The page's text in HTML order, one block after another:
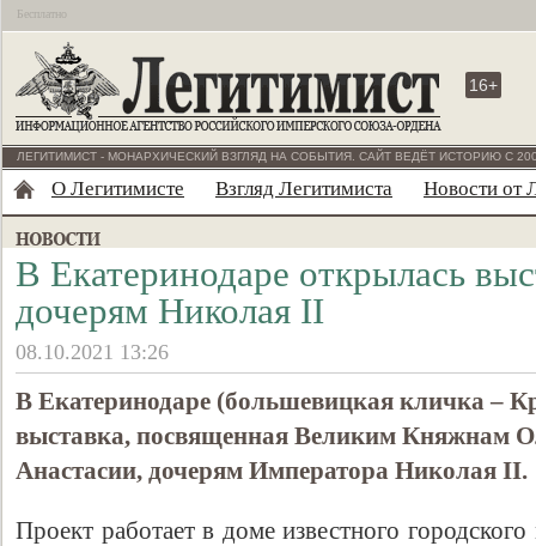
Бесплатно
16+
ЛЕГИТИМИСТ - МОНАРХИЧЕСКИЙ ВЗГЛЯД НА СОБЫТИЯ. САЙТ ВЕДЁТ ИСТОРИЮ С
О Легитимисте Взгляд Легитимиста Новости от
В Екатеринодаре открылась
дочерям Николая II
08.10.2021 13:26
В Екатеринодаре (большевицкая кличка –
выставка, посвященная Великим Княжнам
Анастасии, дочерям Императора Николая II.
Проект работает в доме известного